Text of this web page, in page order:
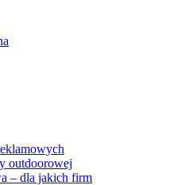
outdoorowej
– dla jakich firm